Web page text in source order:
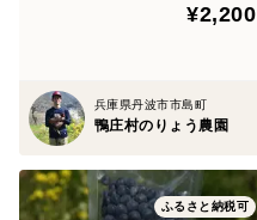
¥2,200
兵庫県丹波市市島町
鴨庄村のりょう農園
ふるさと納税可